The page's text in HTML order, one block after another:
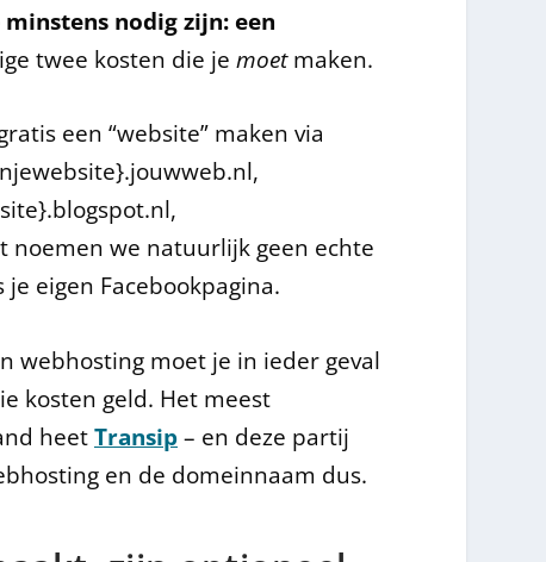
nodig zijn: een
twee kosten die je moetmaken.
een “website” maken via
noemen we natuurlijk geen echte
eigen Facebookpagina.
webhosting moet je in ieder geval
kosten geld. Het meest
heetTransip– en deze partij
en de domeinnaam dus.